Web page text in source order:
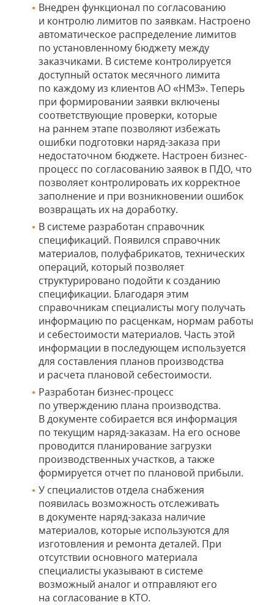
Внедрен функционал по согласованию
и контролю лимитов по заявкам. Настроено
автоматическое распределение лимитов
по установленному бюджету между
заказчиками. В системе контролируется
доступный остаток месячного лимита
по каждому из клиентов АО «НМЗ». Теперь
при формировании заявки включены
соответствующие проверки, которые
на раннем этапе позволяют избежать
ошибки подготовки наряд-заказа при
недостаточном бюджете. Настроен бизнес-
процесс по согласованию заявок в ПДО, что
позволяет контролировать их корректное
заполнение и при возникновении ошибок
возвращать их на доработку.
В системе разработан справочник
спецификаций. Появился справочник
материалов, полуфабрикатов, технических
операций, который позволяет
структурировано подойти к созданию
спецификации. Благодаря этим
справочникам специалисты могу получать
информацию по расценкам, нормам работы
и себестоимости материалов. Часть этой
информации в последующем используется
для составления планов производства
и расчета плановой себестоимости.
Разработан бизнес-процесс
по утверждению плана производства.
В документе собирается вся информация
по текущим наряд-заказам. На его основе
проводится планирование загрузки
производственных участков, а также
формируется отчет по плановой прибыли.
У специалистов отдела снабжения
появилась возможность отслеживать
в документе наряд-заказа наличие
материалов, которые используются для
изготовления и ремонта деталей. При
отсутствии основного материала
специалисты указывают в системе
возможный аналог и отправляют его
на согласование в КТО.